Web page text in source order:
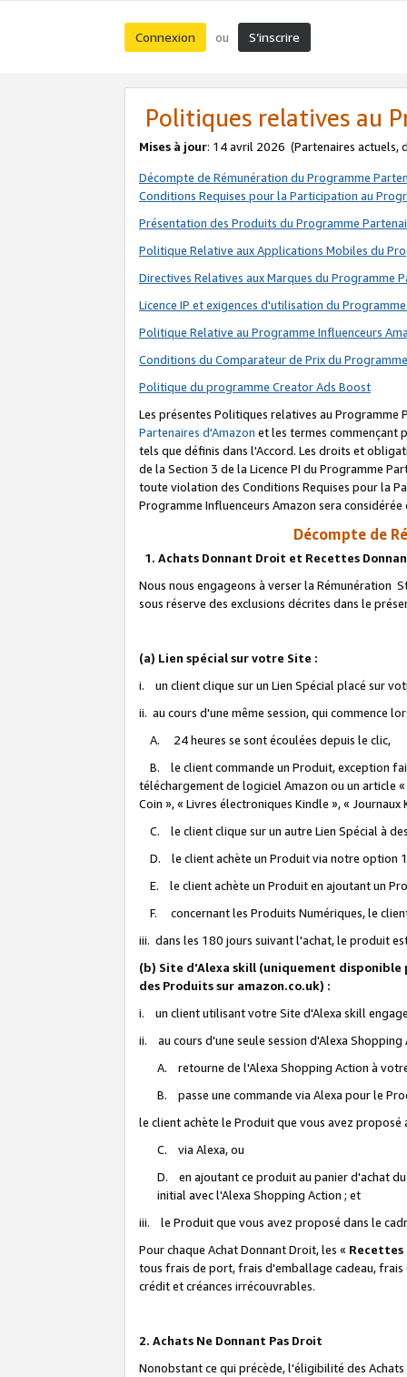
Connexion ou S’inscrire
Politiques relatives au
Mises à jour: 14 avril 2026 (Partenaires actuels,
Décompte de Rémunération du Programme
Conditions Requises pour la Participation au
Présentation des Produits du Programme
Politique Relative aux Applications Mobiles du
Directives Relatives aux Marques du Programme
Licence IP et exigences d'utilisation du
Politique Relative au Programme Influenceurs
Conditions du Comparateur de Prix du
Politique du programme Creator Ads Boost
Les présentes Politiques relatives au Programme
Partenaires d'Amazon et les termes commençant
tels que définis dans l'Accord. Les droits et
de la Section 3 de la Licence PI du Programme
toute violation des Conditions Requises pour la
Programme Influenceurs Amazon sera
Décompte de
1. Achats Donnant Droit et Recettes
Nous nous engageons à verser la Rémunération
sous réserve des exclusions décrites dans le
(a) Lien spécial sur votre Site :
i. un client clique sur un Lien Spécial placé sur
ii. au cours d'une même session, qui commence
A. 24 heures se sont écoulées depuis le clic,
B. le client commande un Produit, exception
téléchargement de logiciel Amazon ou un article «
Coin », « Livres électroniques Kindle », «
C. le client clique sur un autre Lien Spécial à
D. le client achète un Produit via notre option
E. le client achète un Produit en ajoutant un
F. concernant les Produits Numériques, le
iii. dans les 180 jours suivant l'achat, le produit
(b) Site d'Alexa skill (uniquement
des Produits sur amazon.co.uk) :
i. un client utilisant votre Site d'Alexa skill
ii. au cours d'une seule session d'Alexa
A. retourne de l'Alexa Shopping Action à
B. passe une commande via Alexa pour le
le client achète le Produit que vous avez proposé
C. via Alexa, ou
D. en ajoutant ce produit au panier d'achat
initial avec l'Alexa Shopping Action ; et
iii. le Produit que vous avez proposé dans le
Pour chaque Achat Donnant Droit, les « Recettes
tous frais de port, frais d'emballage cadeau, frais
crédit et créances irrécouvrables.
2. Achats Ne Donnant Pas Droit
Nonobstant ce qui précède, l'éligibilité des